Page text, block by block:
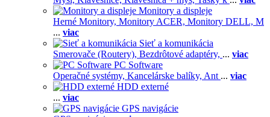
Monitory a displeje
Herné Monitory, Monitory ACER, Monitory DELL, M
... viac
Sieť a komunikácia
Smerovače (Routery), Bezdrôtové adaptéry, ... viac
PC Software
Operačné systémy, Kancelárske balíky, Ant ... viac
HDD externé
... viac
GPS navigácie